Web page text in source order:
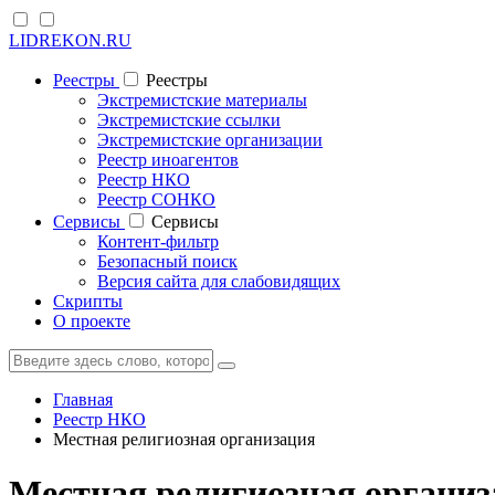
LIDREKON.RU
Реестры
Реестры
Экстремистские материалы
Экстремистские ссылки
Экстремистские организации
Реестр иноагентов
Реестр НКО
Реестр СОНКО
Cервисы
Cервисы
Контент-фильтр
Безопасный поиск
Версия сайта для слабовидящих
Скрипты
О проекте
Главная
Реестр НКО
Местная религиозная организация